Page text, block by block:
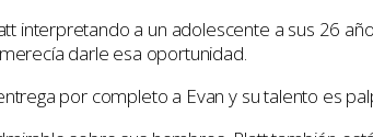
interpretando a un adolescente a sus 26
darle esa oportunidad.
por completo a Evan y su talento es